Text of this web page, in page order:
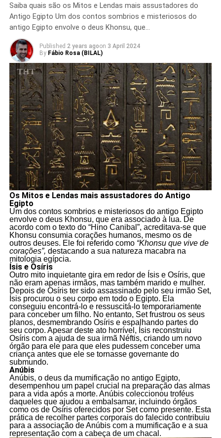
Saiba quais são os Mitos e Lendas mais assustadores do
Antigo Egipto Um dos contos sombrios e misteriosos do
antigo Egipto envolve o deus Khonsu, que…
Published 2 years agoon 3 April 2024
By Fábio Rosa (BILAL)
Os Mitos e Lendas mais assustadores do Antigo
Egipto
Um dos contos sombrios e misteriosos do antigo Egipto
envolve o deus Khonsu, que era associado à lua. De
acordo com o texto do “Hino Canibal”, acreditava-se que
Khonsu consumia corações humanos, mesmo os de
outros deuses. Ele foi referido como“Khonsu que vive de
corações”, destacando a sua natureza macabra na
mitologia egípcia.
Ísis e Osíris
Outro mito inquietante gira em redor de Ísis e Osíris, que
não eram apenas irmãos, mas também marido e mulher.
Depois de Osíris ter sido assassinado pelo seu irmão Set,
Ísis procurou o seu corpo em todo o Egipto. Ela
conseguiu encontrá-lo e ressuscitá-lo temporariamente
para conceber um filho. No entanto, Set frustrou os seus
planos, desmembrando Osíris e espalhando partes do
seu corpo. Apesar deste ato horrível, Ísis reconstruiu
Osíris com a ajuda de sua irmã Néftis, criando um novo
órgão para ele para que eles pudessem conceber uma
criança antes que ele se tornasse governante do
submundo.
Anúbis
Anúbis, o deus da mumificação no antigo Egipto,
desempenhou um papel crucial na preparação das almas
para a vida após a morte. Anúbis coleccionou troféus
daqueles que ajudou a embalsamar, incluindo órgãos
como os de Osíris oferecidos por Set como presente. Esta
prática de recolher partes corporais do falecido contribuiu
para a associação de Anúbis com a mumificação e a sua
representação com a cabeça de um chacal.